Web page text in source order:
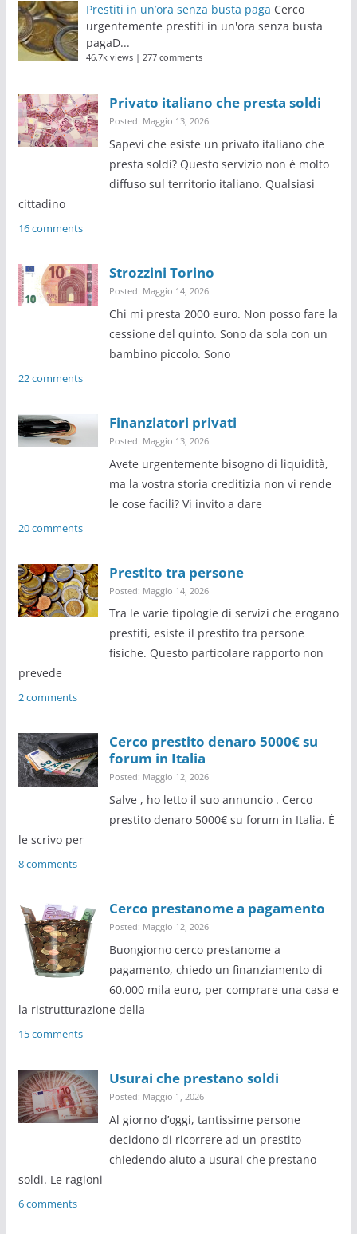
Prestiti in un’ora senza busta paga Cerco
urgentemente prestiti in un'ora senza busta
pagaD...
46.7k views| 277 comments
Privato italiano che presta soldi
Posted: Maggio 13, 2026
Sapevi che esiste un privato italiano che
presta soldi? Questo servizio non è molto
diffuso sul territorio italiano. Qualsiasi
cittadino
16 comments
Strozzini Torino
Posted: Maggio 14, 2026
Chi mi presta 2000 euro. Non posso fare la
cessione del quinto. Sono da sola con un
bambino piccolo. Sono
22 comments
Finanziatori privati
Posted: Maggio 13, 2026
Avete urgentemente bisogno di liquidità,
ma la vostra storia creditizia non vi rende
le cose facili? Vi invito a dare
20 comments
Prestito tra persone
Posted: Maggio 14, 2026
Tra le varie tipologie di servizi che erogano
prestiti, esiste il prestito tra persone
fisiche. Questo particolare rapporto non
prevede
2 comments
Cerco prestito denaro 5000€ su
forum in Italia
Posted: Maggio 12, 2026
Salve , ho letto il suo annuncio . Cerco
prestito denaro 5000€ su forum in Italia. È
le scrivo per
8 comments
Cerco prestanome a pagamento
Posted: Maggio 12, 2026
Buongiorno cerco prestanome a
pagamento, chiedo un finanziamento di
60.000 mila euro, per comprare una casa e
la ristrutturazione della
15 comments
Usurai che prestano soldi
Posted: Maggio 1, 2026
Al giorno d’oggi, tantissime persone
decidono di ricorrere ad un prestito
chiedendo aiuto a usurai che prestano
soldi. Le ragioni
6 comments